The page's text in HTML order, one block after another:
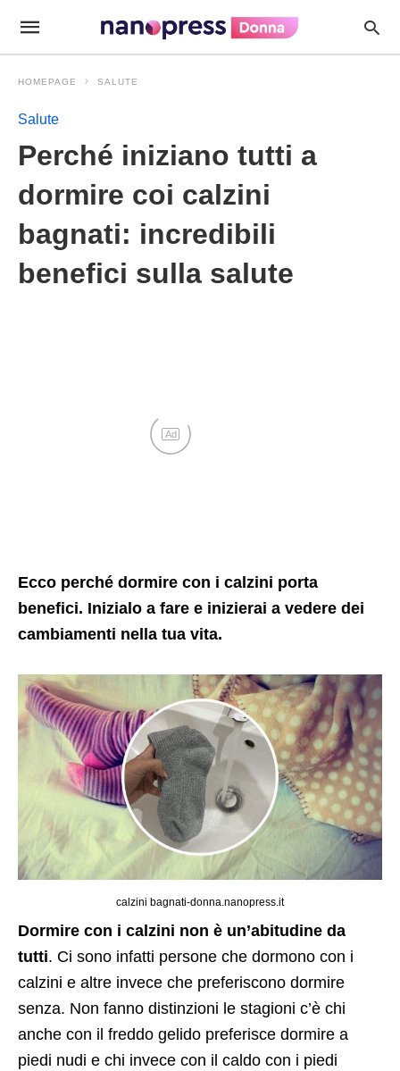
HOMEPAGE SALUTE
Salute
Perché iniziano tutti a
dormire coi calzini
bagnati: incredibili
benefici sulla salute
Ad
Ecco perché dormire con i calzini porta
benefici. Inizialo a fare e inizierai a vedere dei
cambiamenti nella tua vita.
calzini bagnati-donna.nanopress.it
Dormire con i calzini non è un’abitudine da
tutti. Ci sono infatti persone che dormono con i
calzini e altre invece che preferiscono dormire
senza. Non fanno distinzioni le stagioni c’è chi
anche con il freddo gelido preferisce dormire a
piedi nudi e chi invece con il caldo con i piedi